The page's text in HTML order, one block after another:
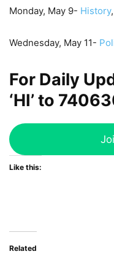
Monday, May 9- History
Wednesday, May 11-
For Daily
‘HI’ to
Like this:
Related